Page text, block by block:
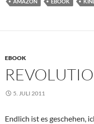
AMAZON EBOOK
EBOOK
5. JULI 2011
Endlich ist es geschehen,